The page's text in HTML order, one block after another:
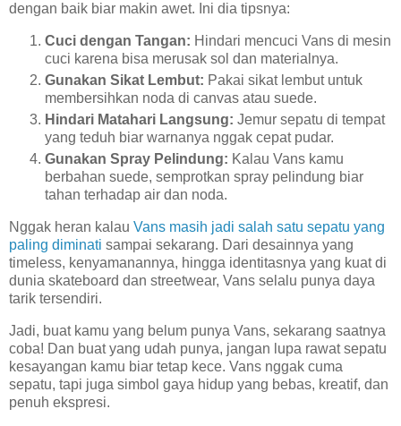
dengan baik biar makin awet. Ini dia tipsnya:
Cuci dengan Tangan: Hindari mencuci Vans di mesin
cuci karena bisa merusak sol dan materialnya.
Gunakan Sikat Lembut: Pakai sikat lembut untuk
membersihkan noda di canvas atau suede.
Hindari Matahari Langsung: Jemur sepatu di tempat
yang teduh biar warnanya nggak cepat pudar.
Gunakan Spray Pelindung: Kalau Vans kamu
berbahan suede, semprotkan spray pelindung biar
tahan terhadap air dan noda.
Nggak heran kalau Vans masih jadi salah satu sepatu yang
paling diminati sampai sekarang. Dari desainnya yang
timeless, kenyamanannya, hingga identitasnya yang kuat di
dunia skateboard dan streetwear, Vans selalu punya daya
tarik tersendiri.
Jadi, buat kamu yang belum punya Vans, sekarang saatnya
coba! Dan buat yang udah punya, jangan lupa rawat sepatu
kesayangan kamu biar tetap kece. Vans nggak cuma
sepatu, tapi juga simbol gaya hidup yang bebas, kreatif, dan
penuh ekspresi.